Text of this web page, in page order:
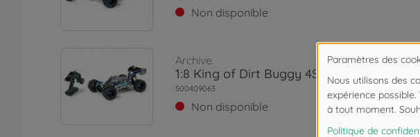
Non disponible
Archive
1:8 King of Dirt Buggy 4S RTR
500409063
Non disponible